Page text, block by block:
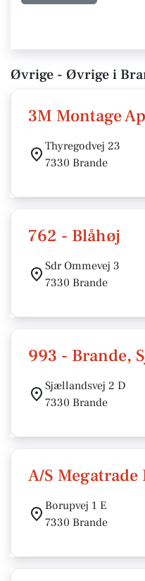
Øvrige - Øvrige i
3M Montage
Thyregodvej 23
7330 Brande
762 - Blåhøj
Sdr Ommevej 3
7330 Brande
993 - Brande,
Sjællandsvej 2 D
7330 Brande
A/S Megatrade
Borupvej 1 E
7330 Brande